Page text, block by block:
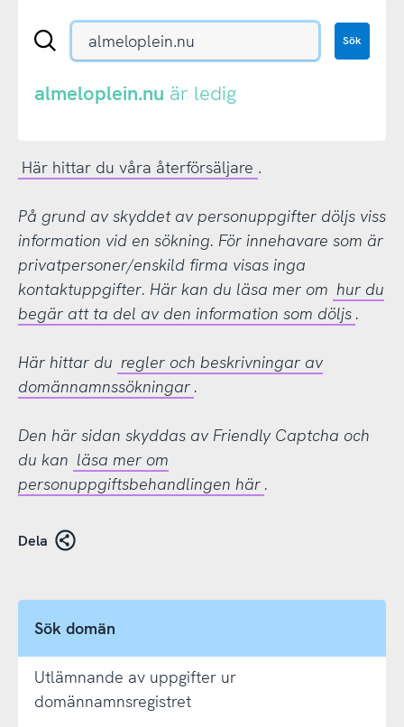
Sök
eller
Sök
almeloplein.nu är ledig
Här hittar du våra återförsäljare .
På grund av skyddet av personuppgifter döljs viss
information vid en sökning. För innehavare som är
privatpersoner/enskild firma visas inga
kontaktuppgifter. Här kan du läsa mer om hur du
begär att ta del av den information som döljs .
Här hittar du regler och beskrivningar av
domännamnssökningar .
Den här sidan skyddas av Friendly Captcha och
du kan läsa mer om
personuppgiftsbehandlingen här .
Dela
Sök domän
Utlämnande av uppgifter ur
domännamnsregistret